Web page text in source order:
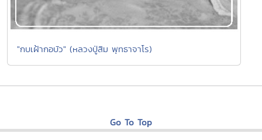
"กบเฝ้ากอบัว" (หลวงปู่สิม พุทธาจาโร)
Go To Top